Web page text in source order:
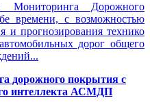
Мониторинга Дорожного
времени, с возможностью
и прогнозирования технико
дорог общего
дорожного покрытия с
интеллекта АСМДП